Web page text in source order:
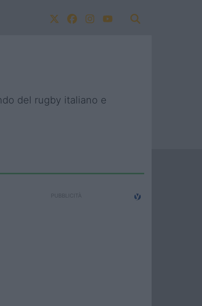
del rugby italiano e